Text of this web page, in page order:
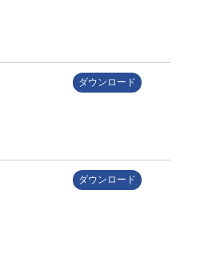
ダウンロード
ダウンロード